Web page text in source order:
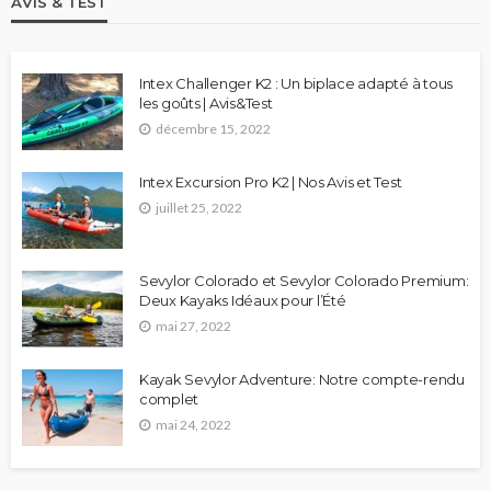
Intex Challenger K2 : Un biplace adapté à tous
les goûts | Avis&Test
décembre 15, 2022
Intex Excursion Pro K2 | Nos Avis et Test
juillet 25, 2022
Sevylor Colorado et Sevylor Colorado Premium:
Deux Kayaks Idéaux pour l’Été
mai 27, 2022
Kayak Sevylor Adventure: Notre compte-rendu
complet
mai 24, 2022